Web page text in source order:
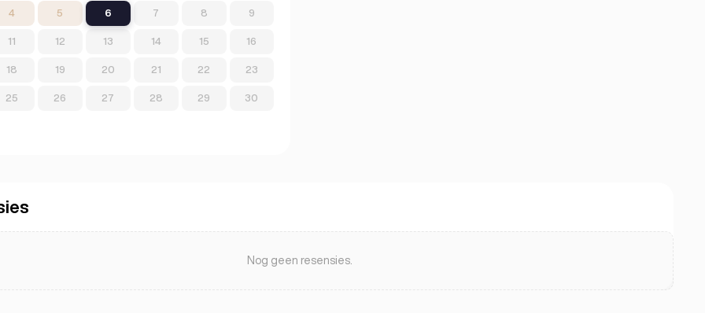
4 5 6 7 8 9
11 12 13 14 15 16
18 19 20 21 22 23
25 26 27 28 29 30
Nog geen resensies.